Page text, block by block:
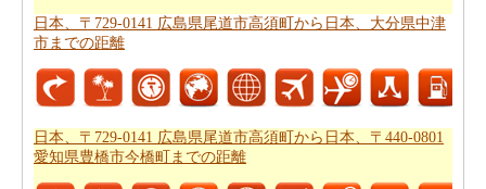
します。
このルートプランナーは、日本、〒729-0141 広島県尾道
市高須町から日本、大分県中津市までの道路ルートプラ
ン提供します。
あなたは、道路に旅行を取ることを計画していますか？
日本、〒729-0141 広島県尾道市高須町から日本、大分県中津
市までの距離
日本、〒729-0141 広島県尾道市高須町から日本、〒440-0801
愛知県豊橋市今橋町までの距離